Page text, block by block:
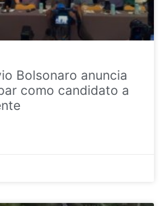
Bolsonaro anuncia
como candidato a